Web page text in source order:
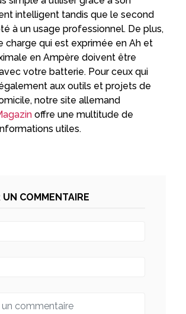
intelligent tandis que le second
à un usage professionnel. De plus,
charge qui est exprimée en Ah et
en Ampère doivent être
votre batterie. Pour ceux qui
aux outils et projets de
notre site allemand
offre une multitude de
utiles.
UN COMMENTAIRE